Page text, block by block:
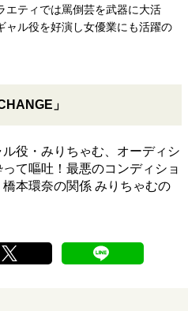
エティでは罵倒芸を武器に大活
ャル役を好演し女優業にも活躍の
」
役・みりちゃむ、オーディシ
て嘔吐！最悪のコンディショ
本環奈の関係 みりちゃむの